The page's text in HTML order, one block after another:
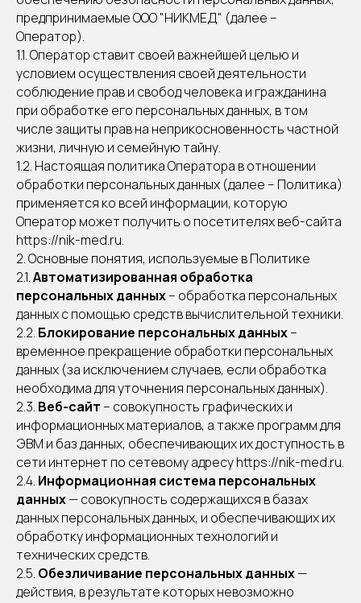
предпринимаемые ООО "НИКМЕД" (далее –
Оператор).
1.1. Оператор ставит своей важнейшей целью и
условием осуществления своей деятельности
соблюдение прав и свобод человека и гражданина
при обработке его персональных данных, в том
числе защиты прав на неприкосновенность частной
жизни, личную и семейную тайну.
1.2. Настоящая политика Оператора в отношении
обработки персональных данных (далее – Политика)
применяется ко всей информации, которую
Оператор может получить о посетителях веб-сайта
https://nik-med.ru.
2. Основные понятия, используемые в Политике
2.1.Автоматизированная обработка
персональных данных– обработка персональных
данных с помощью средств вычислительной техники.
2.2. Блокирование персональных данных–
временное прекращение обработки персональных
данных (за исключением случаев, если обработка
необходима для уточнения персональных данных).
2.3. Веб-сайт – совокупность графических и
информационных материалов, а также программ для
ЭВМ и баз данных, обеспечивающих их доступность в
сети интернет по сетевому адресу https://nik-med.ru.
2.4. Информационная система персональных
данных— совокупность содержащихся в базах
данных персональных данных, и обеспечивающих их
обработку информационных технологий и
технических средств.
2.5. Обезличивание персональных данных—
действия, в результате которых невозможно